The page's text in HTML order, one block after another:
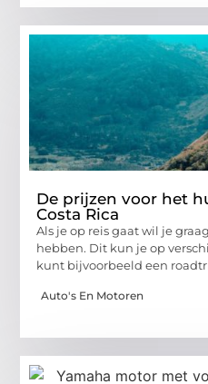
De prijzen voor het
Costa Rica
Als je op reis gaat wil je
hebben. Dit kun je op
kunt bijvoorbeeld een
Auto's En Motoren